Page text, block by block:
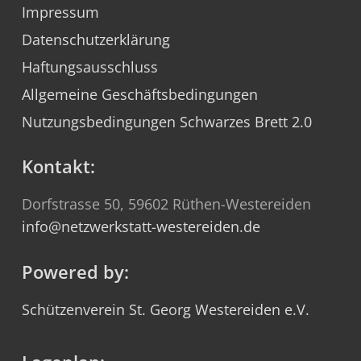
Impressum
Datenschutzerklärung
Haftungsausschluss
Allgemeine Geschäftsbedingungen
Nutzungsbedingungen Schwarzes Brett 2.0
Kontakt:
Dorfstrasse 50, 59602 Rüthen-Westereiden
info@netzwerkstatt-westereiden.de
Powered by:
Schützenverein St. Georg Westereiden e.V.